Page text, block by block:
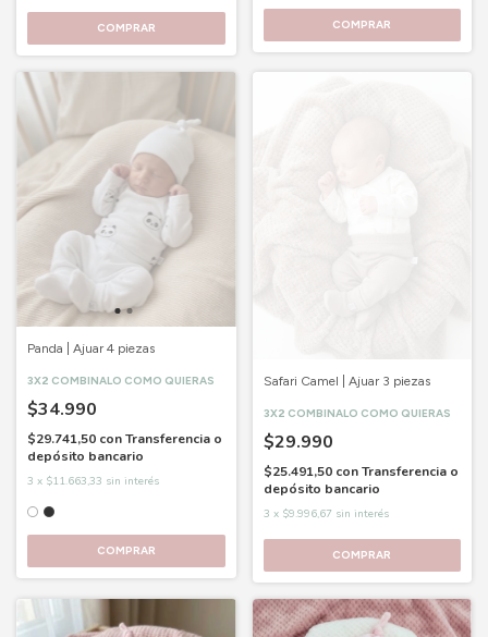
COMPRAR COMPRAR
Panda | Ajuar 4 piezas
3X2 COMBINALO COMO QUIERAS
$34.990
$29.741,50 conTransferencia o
depósito bancario
3 x $11.663,33 sin interés
COMPRAR
Safari Camel | Ajuar 3 piezas
3X2 COMBINALO COMO QUIERAS
$29.990
$25.491,50 con Transferencia o
depósito bancario
3 x $9.996,67 sin interés
COMPRAR